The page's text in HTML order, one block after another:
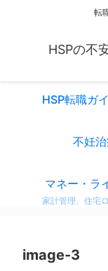
転
HSPの不
不妊
マネー・ラ
image-3